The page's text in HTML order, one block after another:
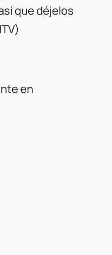
que déjelos
en